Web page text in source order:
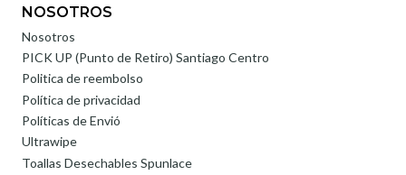
NOSOTROS
Nosotros
PICK UP (Punto de Retiro) Santiago Centro
Politica de reembolso
Política de privacidad
Políticas de Envió
Ultrawipe
Toallas Desechables Spunlace